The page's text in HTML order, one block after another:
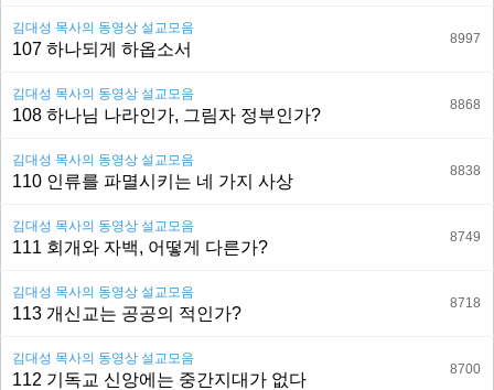
김대성 목사의 동영상 설교모음
107 하나되게 하옵소서
8997
김대성 목사의 동영상 설교모음
108 하나님 나라인가, 그림자 정부인가?
8868
김대성 목사의 동영상 설교모음
110 인류를 파멸시키는 네 가지 사상
8838
김대성 목사의 동영상 설교모음
111 회개와 자백, 어떻게 다른가?
8749
김대성 목사의 동영상 설교모음
113 개신교는 공공의 적인가?
8718
김대성 목사의 동영상 설교모음
112 기독교 신앙에는 중간지대가 없다
8700